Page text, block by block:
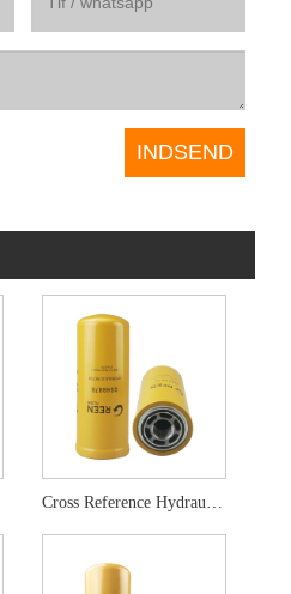
Cross Reference Hydraulic Filter HF6555